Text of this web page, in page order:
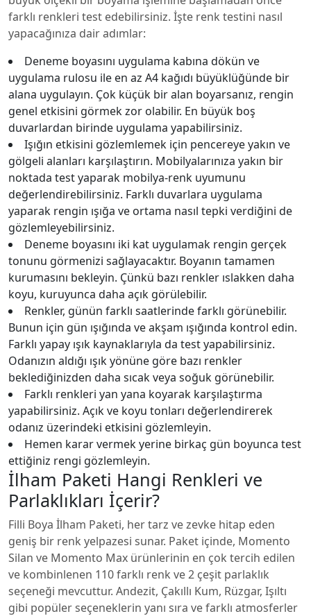
farklı renkleri test edebilirsiniz. İşte renk testini nasıl
yapacağınıza dair adımlar:
Deneme boyasını uygulama kabına dökün ve
uygulama rulosu ile en az A4 kağıdı büyüklüğünde bir
alana uygulayın. Çok küçük bir alan boyarsanız, rengin
genel etkisini görmek zor olabilir. En büyük boş
duvarlardan birinde uygulama yapabilirsiniz.
Işığın etkisini gözlemlemek için pencereye yakın ve
gölgeli alanları karşılaştırın. Mobilyalarınıza yakın bir
noktada test yaparak mobilya-renk uyumunu
değerlendirebilirsiniz. Farklı duvarlara uygulama
yaparak rengin ışığa ve ortama nasıl tepki verdiğini de
gözlemleyebilirsiniz.
Deneme boyasını iki kat uygulamak rengin gerçek
tonunu görmenizi sağlayacaktır. Boyanın tamamen
kurumasını bekleyin. Çünkü bazı renkler ıslakken daha
koyu, kuruyunca daha açık görülebilir.
Renkler, günün farklı saatlerinde farklı görünebilir.
Bunun için gün ışığında ve akşam ışığında kontrol edin.
Farklı yapay ışık kaynaklarıyla da test yapabilirsiniz.
Odanızın aldığı ışık yönüne göre bazı renkler
beklediğinizden daha sıcak veya soğuk görünebilir.
Farklı renkleri yan yana koyarak karşılaştırma
yapabilirsiniz. Açık ve koyu tonları değerlendirerek
odanız üzerindeki etkisini gözlemleyin.
Hemen karar vermek yerine birkaç gün boyunca test
ettiğiniz rengi gözlemleyin.
İlham Paketi Hangi Renkleri ve
Parlaklıkları İçerir?
Filli Boya İlham Paketi, her tarz ve zevke hitap eden
geniş bir renk yelpazesi sunar. Paket içinde, Momento
Silan ve Momento Max ürünlerinin en çok tercih edilen
ve kombinlenen 110 farklı renk ve 2 çeşit parlaklık
seçeneği mevcuttur. Andezit, Çakıllı Kum, Rüzgar, Işıltı
gibi popüler seçeneklerin yanı sıra ve farklı atmosferler